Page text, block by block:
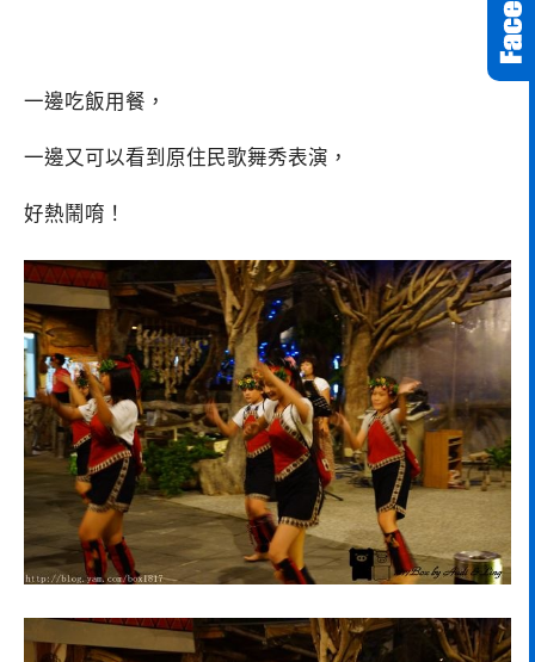
一邊吃飯用餐，
一邊又可以看到原住民歌舞秀表演，
好熱鬧唷！